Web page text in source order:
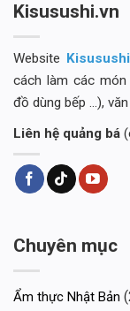
Kisusushi.vn
Website
cách làm các món
đồ dùng bếp ...),
Liên hệ quảng bá
Chuyên mục
Ẩm thực Nhật Bản